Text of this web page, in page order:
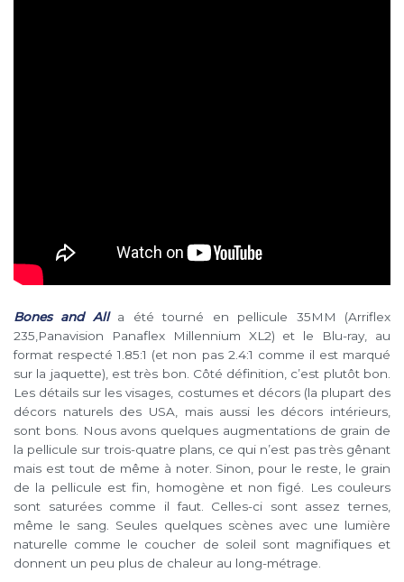
Bones and Alla été tourné en pellicule 35MM (Arriflex
235,Panavision Panaflex Millennium XL2) et le Blu-ray, au
format respecté 1.85:1 (et non pas 2.4:1 comme il est marqué
sur la jaquette), est très bon. Côté définition, c’est plutôt bon.
Les détails sur les visages, costumes et décors (la plupart des
décors naturels des USA, mais aussi les décors intérieurs,
sont bons. Nous avons quelques augmentations de grain de
la pellicule sur trois-quatre plans, ce qui n’est pas très gênant
mais est tout de même à noter. Sinon, pour le reste, le grain
de la pellicule est fin, homogène et non figé. Les couleurs
sont saturées comme il faut. Celles-ci sont assez ternes,
même le sang. Seules quelques scènes avec une lumière
naturelle comme le coucher de soleil sont magnifiques et
donnent un peu plus de chaleur au long-métrage.